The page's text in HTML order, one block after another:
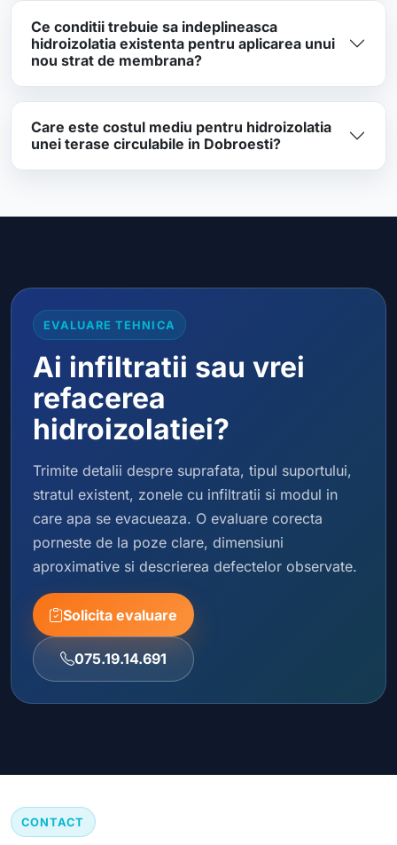
Ce conditii trebuie sa indeplineasca
hidroizolatia existenta pentru aplicarea unui
nou strat de membrana?
Care este costul mediu pentru hidroizolatia
unei terase circulabile in Dobroesti?
EVALUARE TEHNICA
Ai infiltratii sau vrei
refacerea
hidroizolatiei?
Trimite detalii despre suprafata, tipul suportului,
stratul existent, zonele cu infiltratii si modul in
care apa se evacueaza. O evaluare corecta
porneste de la poze clare, dimensiuni
aproximative si descrierea defectelor observate.
Solicita evaluare
075.19.14.691
CONTACT